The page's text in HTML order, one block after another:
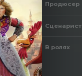
Продюсер
Сценарист
В ролях